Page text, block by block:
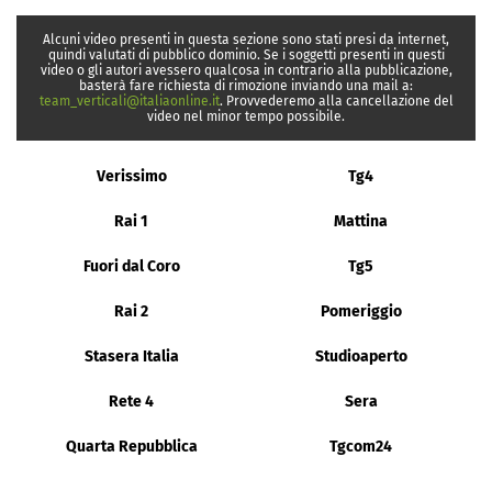
Alcuni video presenti in questa sezione sono stati presi da internet,
quindi valutati di pubblico dominio. Se i soggetti presenti in questi
video o gli autori avessero qualcosa in contrario alla pubblicazione,
basterà fare richiesta di rimozione inviando una mail a:
team_verticali@italiaonline.it. Provvederemo alla cancellazione del
video nel minor tempo possibile.
Verissimo Tg4
Rai 1 Mattina
Fuori dal Coro Tg5
Rai 2 Pomeriggio
Stasera Italia Studioaperto
Rete 4 Sera
Quarta Repubblica Tgcom24